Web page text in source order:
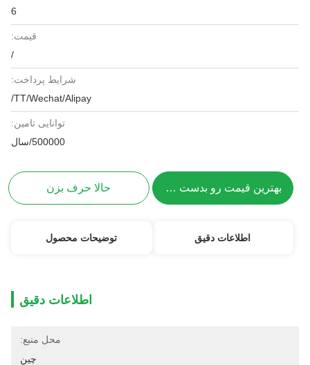
6
قیمت:
/
شرایط پرداخت:
TT/Wechat/Alipay/
توانایی تامین:
500000/سال
بهترین قیمت رو بدست بیار حالا حرف بزن
اطلاعات دقیق توضیحات محصول
اطلاعات دقیق
محل منبع:
چین